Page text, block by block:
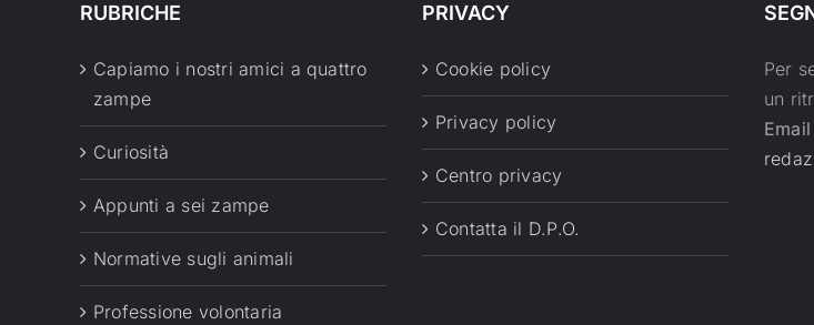
RUBRICHE
Capiamo i nostri amici a quattro
zampe
Curiosità
Appunti a sei zampe
Normative sugli animali
Professione volontaria
PRIVACY
Cookie policy
Privacy policy
Centro privacy
Contatta il D.P.O.
Per
un
Email